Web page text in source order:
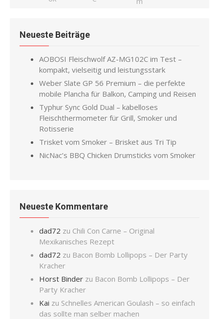
Neueste Beiträge
AOBOSI Fleischwolf AZ-MG102C im Test –
kompakt, vielseitig und leistungsstark
Weber Slate GP 56 Premium – die perfekte
mobile Plancha für Balkon, Camping und Reisen
Typhur Sync Gold Dual – kabelloses
Fleischthermometer für Grill, Smoker und
Rotisserie
Trisket vom Smoker – Brisket aus Tri Tip
NicNac’s BBQ Chicken Drumsticks vom Smoker
Neueste Kommentare
dad72 zu Chili Con Carne – Original
Mexikanisches Rezept
dad72 zu Bacon Bomb Lollipops – Der Party
Kracher
Horst Binder zu Bacon Bomb Lollipops – Der
Party Kracher
Kai zu Schnelles American Goulash – so einfach
das sollte man selber machen